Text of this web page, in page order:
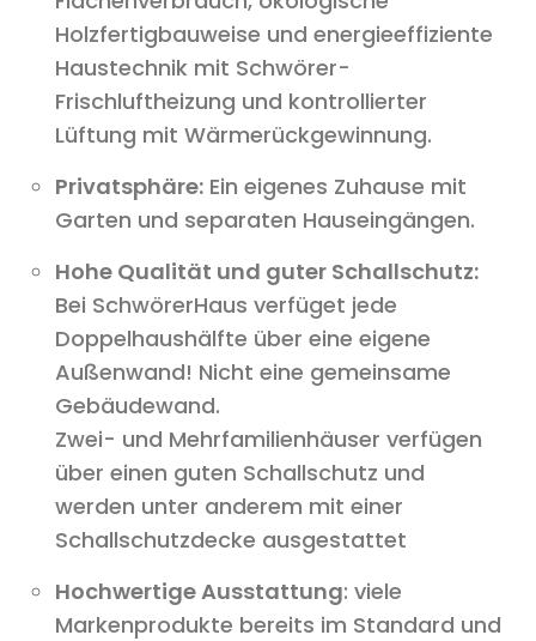
Holzfertigbauweise und energieeffiziente
Haustechnik mit Schwörer-
Frischluftheizung und kontrollierter
Lüftung mit Wärmerückgewinnung.
Privatsphäre: Ein eigenes Zuhause mit
Garten und separaten Hauseingängen.
Hohe Qualität und guter Schallschutz:
Bei SchwörerHaus verfüget jede
Doppelhaushälfte über eine eigene
Außenwand! Nicht eine gemeinsame
Gebäudewand.
Zwei- und Mehrfamilienhäuser verfügen
über einen guten Schallschutz und
werden unter anderem mit einer
Schallschutzdecke ausgestattet
Hochwertige Ausstattung: viele
Markenprodukte bereits im Standard und